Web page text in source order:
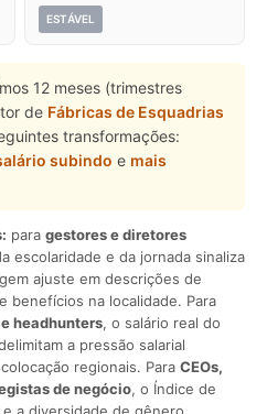
ESTÁVEL
12 meses (trimestres
de Fábricas de Esquadrias
transformações:
subindo e mais
para gestores e diretores
escolaridade e da jornada sinaliza
ajuste em descrições de
benefícios na localidade. Para
headhunters, o salário real do
a pressão salarial
regionais. Para CEOs,
de negócio, o Índice de